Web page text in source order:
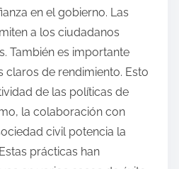
en el gobierno. Las
a los ciudadanos
También es importante
claros de rendimiento. Esto
de las políticas de
la colaboración con
civil potencia la
prácticas han